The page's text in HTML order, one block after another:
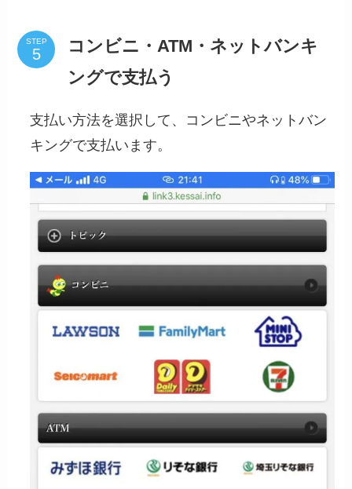
STEP
コンビニ・ATM・ネットバンキ
ングで支払う
支払い方法を選択して、コンビニやネットバン
キングで支払います。